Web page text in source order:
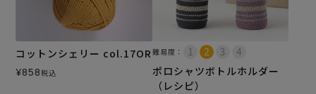
コットンシェリー col.17OR
¥858税込
難易度：
ポロシャツボトルホルダー
（レシピ）